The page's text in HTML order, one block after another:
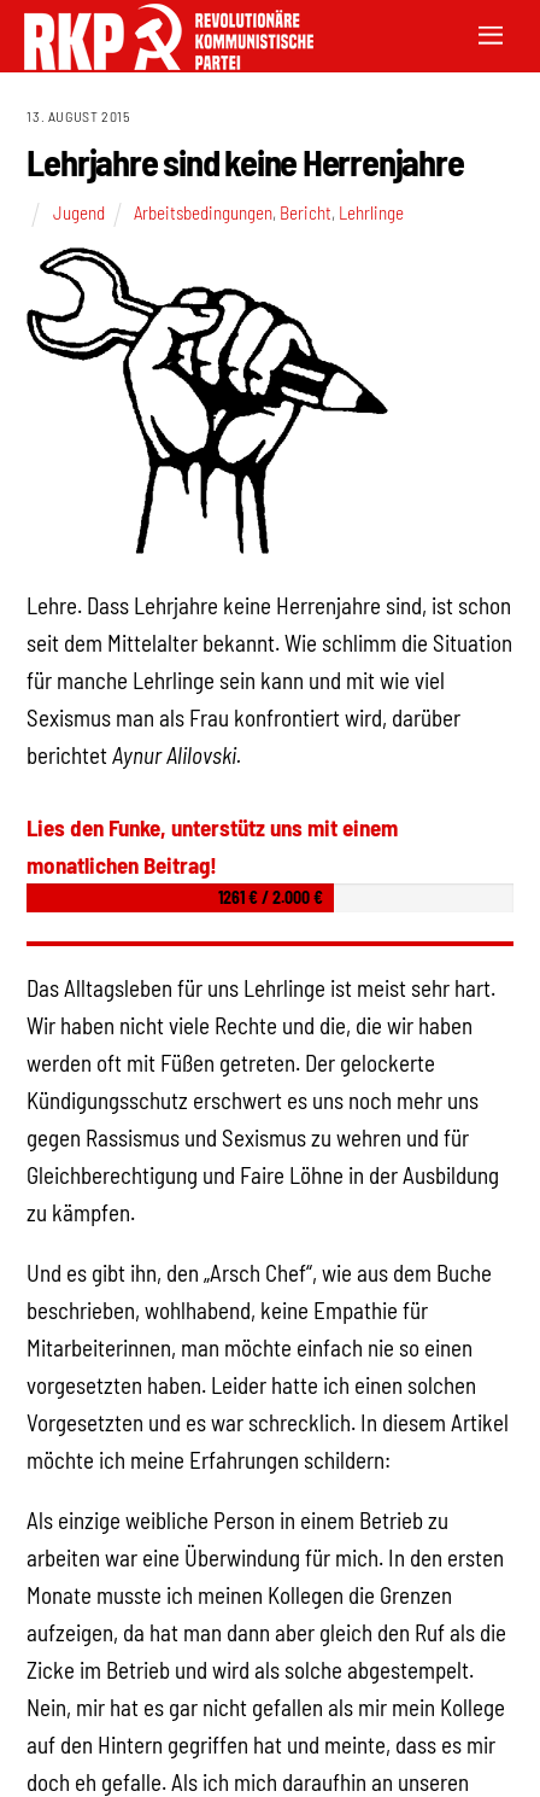
13. AUGUST 2015
Lehrjahre sind keine Herrenjahre
Jugend Arbeitsbedingungen, Bericht, Lehrlinge
Lehre. Dass Lehrjahre keine Herrenjahre sind, ist schon
seit dem Mittelalter bekannt. Wie schlimm die Situation
für manche Lehrlinge sein kann und mit wie viel
Sexismus man als Frau konfrontiert wird, darüber
berichtetAynur Alilovski.
Lies den Funke, unterstütz uns mit einem
monatlichen Beitrag!
1261 € / 2.000 €
Das Alltagsleben für uns Lehrlinge ist meist sehr hart.
Wir haben nicht viele Rechte und die, die wir haben
werden oft mit Füßen getreten. Der gelockerte
Kündigungsschutz erschwert es uns noch mehr uns
gegen Rassismus und Sexismus zu wehren und für
Gleichberechtigung und Faire Löhne in der Ausbildung
zu kämpfen.
Und es gibt ihn, den „Arsch Chef“, wie aus dem Buche
beschrieben, wohlhabend, keine Empathie für
Mitarbeiterinnen, man möchte einfach nie so einen
vorgesetzten haben. Leider hatte ich einen solchen
Vorgesetzten und es war schrecklich. In diesem Artikel
möchte ich meine Erfahrungen schildern:
Als einzige weibliche Person in einem Betrieb zu
arbeiten war eine Überwindung für mich. In den ersten
Monate musste ich meinen Kollegen die Grenzen
aufzeigen, da hat man dann aber gleich den Ruf als die
Zicke im Betrieb und wird als solche abgestempelt.
Nein, mir hat es gar nicht gefallen als mir mein Kollege
auf den Hintern gegriffen hat und meinte, dass es mir
doch eh gefalle. Als ich mich daraufhin an unseren